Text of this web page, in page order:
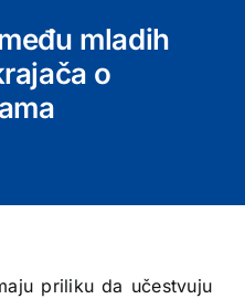
mladih
o
priliku da učestvuju